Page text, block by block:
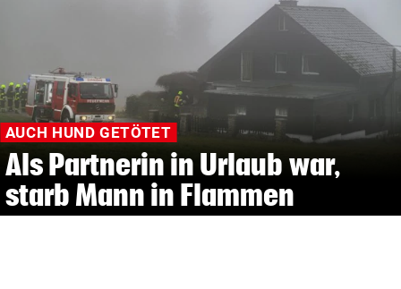
AUCH HUND GETÖTET
Als Partnerin in Urlaub war,
starb Mann in Flammen